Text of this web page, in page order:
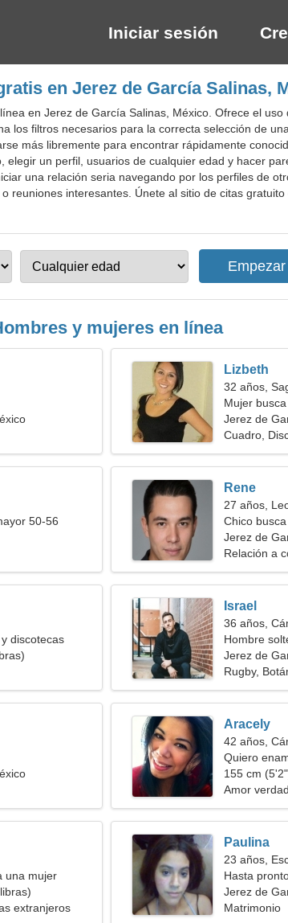
Iniciar sesión
en Jerez de García Salinas,
en Jerez de García Salinas, México. Ofrece el
los filtros necesarios para la correcta selección de
más libremente para encontrar rápidamente
un perfil, usuarios de cualquier edad y hacer
una relación seria navegando por los perfiles de
reuniones interesantes. Únete al sitio de citas
y mujeres en línea
Lizbeth
32 años,
Mujer
Jerez de
Cuadro,
50-56
Rene
27 años,
Chico
Jerez de
Relación a
discotecas
Israel
36 años,
Hombre
Jerez de
Rugby,
Aracely
42 años,
Quiero
apasionada
155 cm
Amor
una mujer
extranjeros
Paulina
23 años,
Hasta
Jerez de
Matrimonio